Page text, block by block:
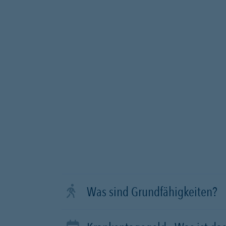
Was sind Grundfähigkeiten?